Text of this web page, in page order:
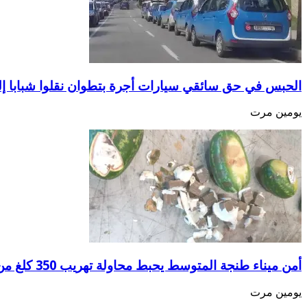
الحبس في حق سائقي سيارات أجرة بتطوان نقلوا شبابا
يومين مرت
أمن ميناء طنجة المتوسط يحبط محاولة تهريب 350 كلغ من الشيرا
يومين مرت